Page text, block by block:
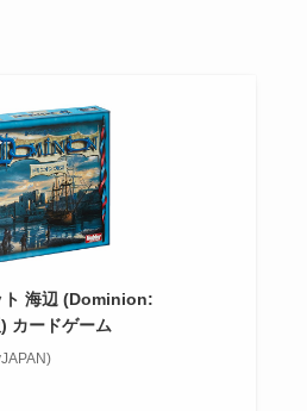
ト 海辺 (Dominion:
カードゲーム